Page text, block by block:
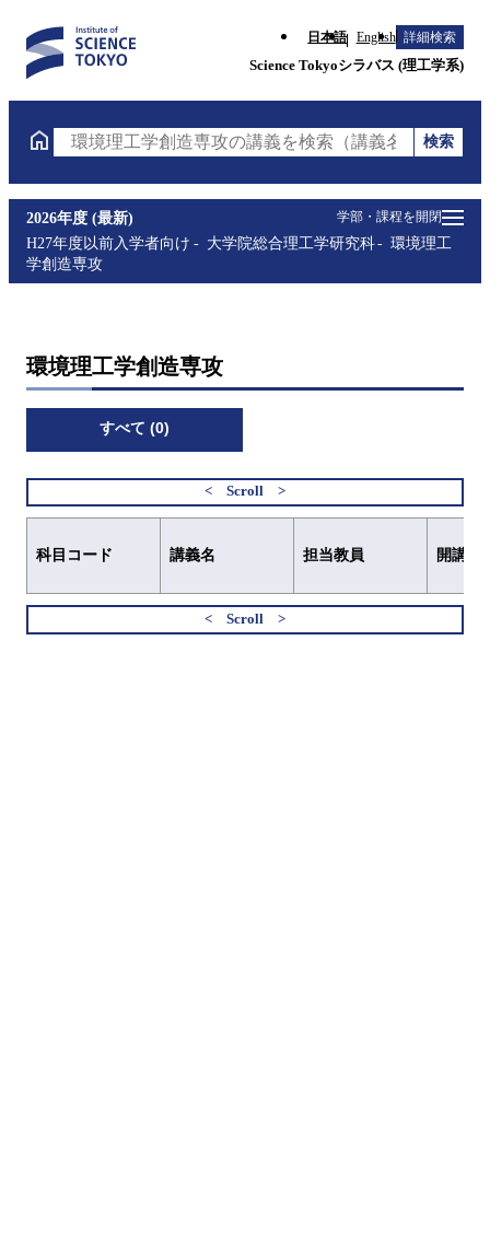
日本語 English 詳細検索
Science Tokyoシラバス (理工学系)
環境理工学創造専攻の講義を検索（講義名・科目コ
検索
学部・課程を開閉
2026年度 (最新)
H27年度以前入学者向け
大学院総合理工学研究科
環境理工
学創造専攻
環境理工学創造専攻
すべて (0)
科目コード 講義名 担当教員 開講元